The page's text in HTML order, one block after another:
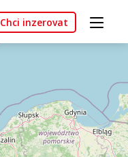
Chci inzerovat